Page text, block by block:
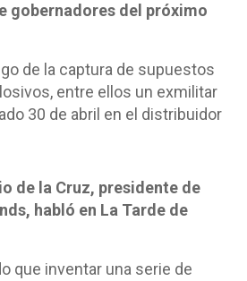
gobernadores del próximo
de la captura de supuestos
entre ellos un exmilitar
30 de abril en el distribuidor
de la Cruz, presidente de
habló en La Tarde de
que inventar una serie de